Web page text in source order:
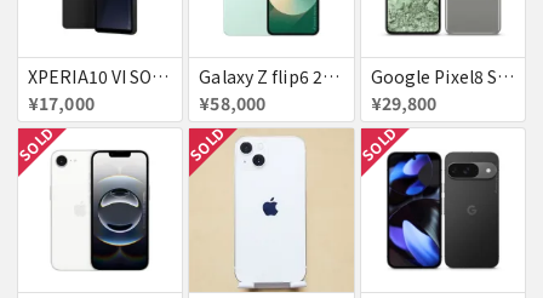
XPERIA10 VI SOG14 au 送料無料
¥17,000
Galaxy Z flip6 256GB ミント au 送料無料
¥58,000
Google Pixel8 SoftBank SIMフリー 送料無料
¥29,800
SOLD SOLD SOLD